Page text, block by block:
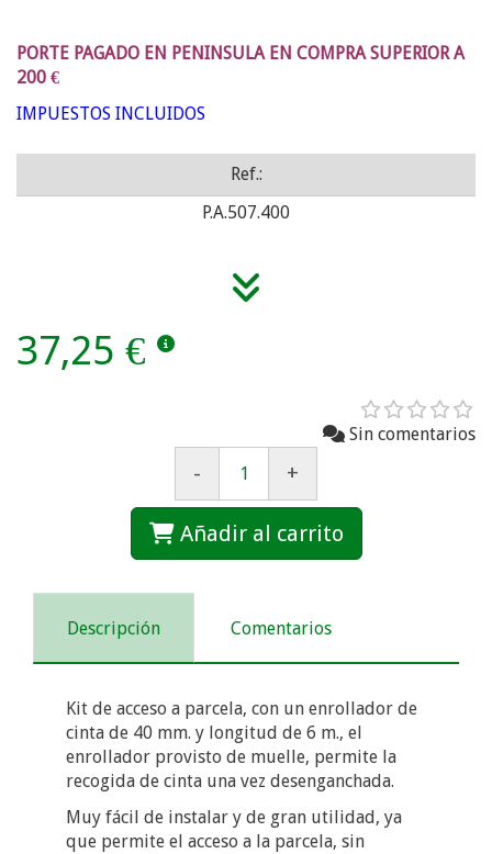
PORTE PAGADO EN PENINSULA EN COMPRA SUPERIOR A
200 €
IMPUESTOS INCLUIDOS
Ref.:
P.A.507.400
37,25 €
Sin comentarios
- +
Añadir al carrito
Descripción Comentarios
Kit de acceso a parcela, con un enrollador de
cinta de 40 mm. y longitud de 6 m., el
enrollador provisto de muelle, permite la
recogida de cinta una vez desenganchada.
Muy fácil de instalar y de gran utilidad, ya
que permite el acceso a la parcela, sin